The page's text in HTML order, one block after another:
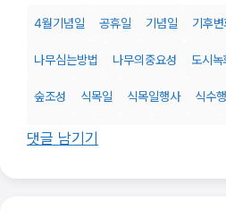
4월기념일 공휴일 기념일 기후
나무심는방법 나무의중요성 도시녹
숲조성 식목일 식목일행사 식수
친환경활동
댓글 남기기